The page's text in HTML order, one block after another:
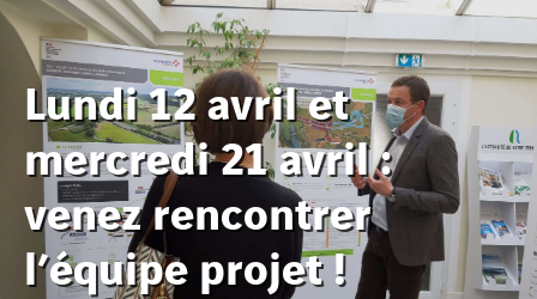
Lundi 12 avril et
mercredi 21 avril :
venez rencontrer
l’équipe projet !